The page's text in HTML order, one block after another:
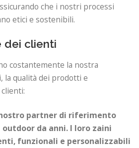
che i nostri processi
etici e sostenibili.
dei clienti
costantemente la nostra
la qualità dei prodotti e
clienti:
partner di riferimento
da anni. I loro zaini
funzionali e personalizzabili